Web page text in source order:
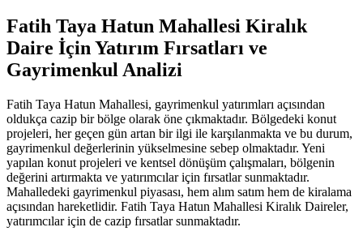
Fatih Taya Hatun Mahallesi Kiralık
Daire İçin Yatırım Fırsatları ve
Gayrimenkul Analizi
Fatih Taya Hatun Mahallesi, gayrimenkul yatırımları açısından
oldukça cazip bir bölge olarak öne çıkmaktadır. Bölgedeki konut
projeleri, her geçen gün artan bir ilgi ile karşılanmakta ve bu durum,
gayrimenkul değerlerinin yükselmesine sebep olmaktadır. Yeni
yapılan konut projeleri ve kentsel dönüşüm çalışmaları, bölgenin
değerini artırmakta ve yatırımcılar için fırsatlar sunmaktadır.
Mahalledeki gayrimenkul piyasası, hem alım satım hem de kiralama
açısından hareketlidir. Fatih Taya Hatun Mahallesi Kiralık Daireler,
yatırımcılar için de cazip fırsatlar sunmaktadır.